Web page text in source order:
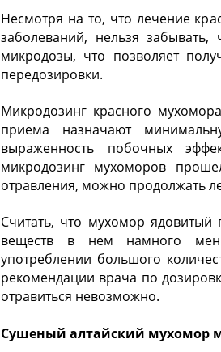
Несмотря на то, что лечение
заболеваний, нельзя
микродозы, что позволяет
передозировки.
Микродозинг красного
приема назначают
выраженность побочных
микродозинг мухоморов
отравления, можно продолжать
Считать, что мухомор
веществ в нем намного
употреблении большого
рекомендации врача по
отравиться невозможно.
Сушеный алтайский мухомор